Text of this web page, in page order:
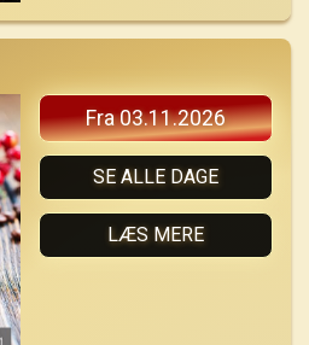
Fra 03.11.2026
SE ALLE DAGE
LÆS MERE